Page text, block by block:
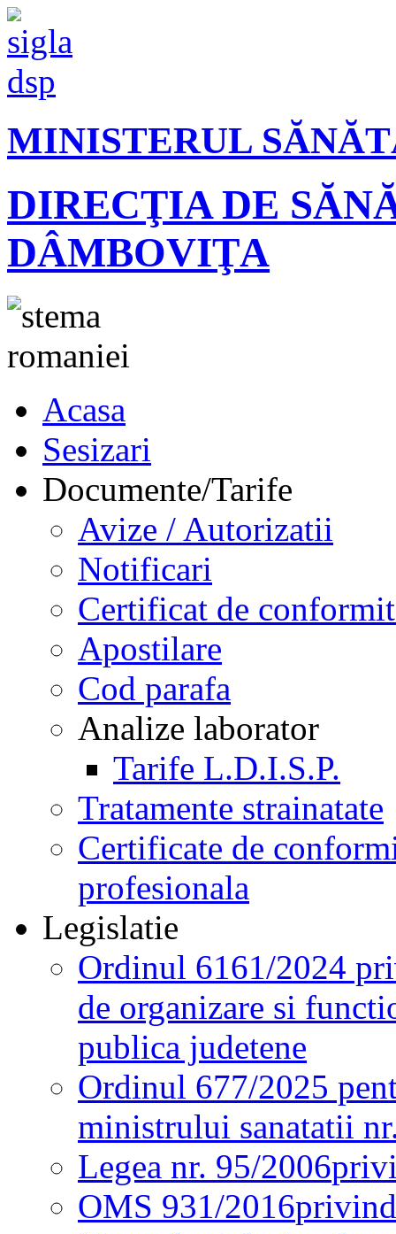
MINISTERUL
DIRECŢIA DE
DÂMBOVIŢA
Acasa
Sesizari
Documente/Tarife
Avize / Autorizatii
Notificari
Certificat de
Apostilare
Cod parafa
Analize laborator
Tarife L.D.I.S.P.
Tratamente strainatate
Certificate de
profesionala
Legislatie
Ordinul 6161/2024
de organizare si
publica judetene
Ordinul 677/2025
ministrului sanatatii
Legea nr. 95/2006
OMS 931/2016